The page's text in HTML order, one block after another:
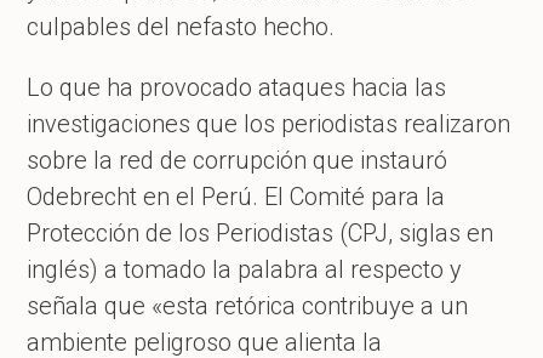
culpables del nefasto hecho.
Lo que ha provocado ataques hacia las
investigaciones que los periodistas realizaron
sobre la red de corrupción que instauró
Odebrecht en el Perú. El Comité para la
Protección de los Periodistas (CPJ, siglas en
inglés) a tomado la palabra al respecto y
señala que «esta retórica contribuye a un
ambiente peligroso que alienta la